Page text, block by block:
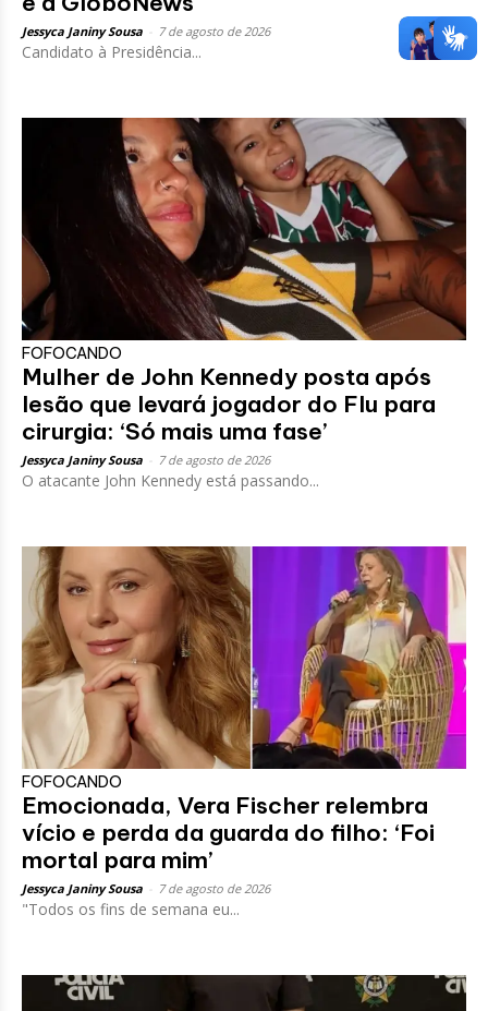
Jessyca Janiny Sousa 7 de agosto de 2026
Candidato à Presidência...
FOFOCANDO
Mulher de John Kennedy posta após
lesão que levará jogador do Flu para
cirurgia: ‘Só mais uma fase’
Jessyca Janiny Sousa 7 de agosto de 2026
O atacante John Kennedy está passando...
FOFOCANDO
Emocionada, Vera Fischer relembra
vício e perda da guarda do filho: ‘Foi
mortal para mim’
Jessyca Janiny Sousa 7 de agosto de 2026
"Todos os fins de semana eu...